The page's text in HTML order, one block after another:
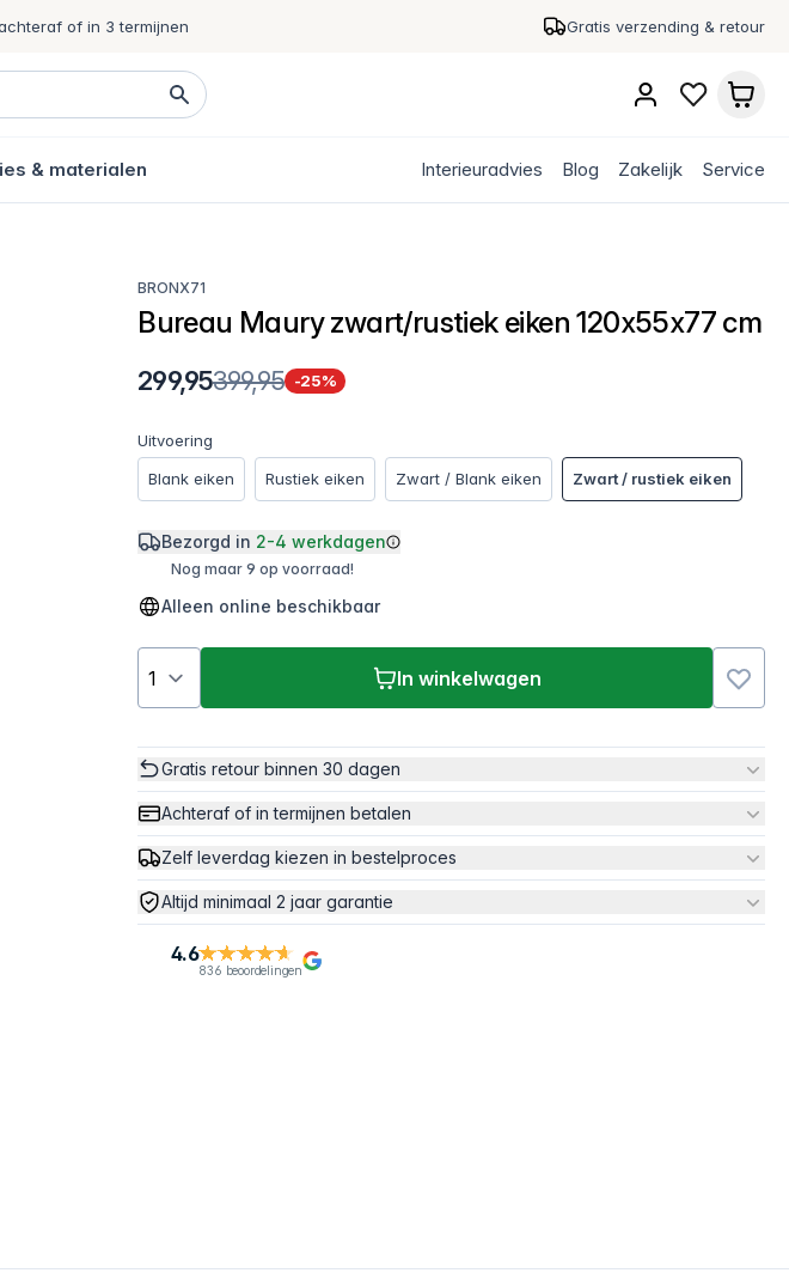
of in 3 termijnen Gratis verzending & retour
& materialen Interieuradvies Blog Zakelijk Service
BRONX71
Bureau Maury zwart/rustiek eiken 120x55x77 cm
299,95399,95 -25%
Uitvoering
Blank eiken
Rustiek eiken Zwart / Blank eiken Zwart / rustiek eiken
Bezorgd in 2-4 werkdagen
Nog maar 9 op voorraad!
Alleen online beschikbaar
In winkelwagen
Gratis retour binnen 30 dagen
Achteraf of in termijnen betalen
Zelf leverdag kiezen in bestelproces
Altijd minimaal 2 jaar garantie
4.6
836 beoordelingen